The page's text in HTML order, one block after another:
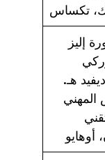
تكساس
إليز
هـ.
المهني
أوهايو